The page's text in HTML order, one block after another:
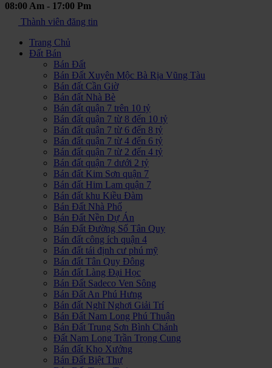
08:00 Am - 17:00 Pm
Thành viên đăng tin
Trang Chủ
Đất Bán
Bán Đất
Bán Đất Xuyên Mộc Bà Rịa Vũng Tàu
Bán đất Cần Giờ
Bán đất Nhà Bè
Bán đất quận 7 trên 10 tỷ
Bán đất quận 7 từ 8 đến 10 tỷ
Bán đất quận 7 từ 6 đến 8 tỷ
Bán đất quận 7 từ 4 đến 6 tỷ
Bán đất quận 7 từ 2 đến 4 tỷ
Bán đất quận 7 dưới 2 tỷ
Bán đất Kim Sơn quận 7
Bán đất Him Lam quận 7
Bán đất khu Kiều Đàm
Bán Đất Nhà Phố
Bán Đất Nền Dự Án
Bán Đất Đường Số Tân Quy
Bán đất công ích quận 4
Bán đất tái định cư phú mỹ
Bán đất Tân Quy Đông
Bán đất Làng Đại Học
Bán Đất Sadeco Ven Sông
Bán Đất An Phú Hưng
Bán đất Nghĩ Nghơi Giải Trí
Bán Đất Nam Long Phú Thuận
Bán Đất Trung Sơn Bình Chánh
Đất Nam Long Trần Trọng Cung
Bán đất Kho Xưởng
Bán Đất Biệt Thự